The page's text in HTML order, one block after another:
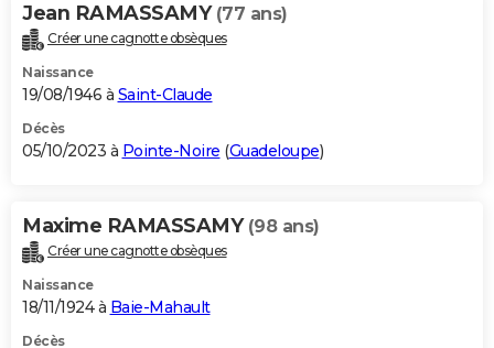
Jean RAMASSAMY (77 ans)
Créer une cagnotte obsèques
Naissance
19/08/1946 à Saint-Claude
Décès
05/10/2023 à Pointe-Noire (Guadeloupe)
Maxime RAMASSAMY (98 ans)
Créer une cagnotte obsèques
Naissance
18/11/1924 à Baie-Mahault
Décès